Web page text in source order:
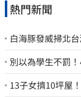
熱門新聞
白海豚發威掃北
別以為學生不罰
13子女擠10坪屋